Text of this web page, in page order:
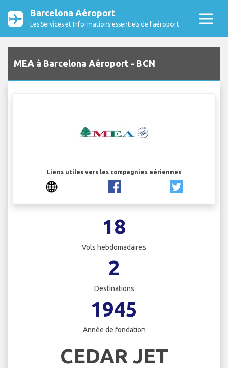
Barcelona Aéroport
Les Services et Informations essentiels de l’aéroport
MEA à Barcelona Aéroport - BCN
Liens utiles vers les compagnies aériennes
18
Vols hebdomadaires
2
Destinations
1945
Année de fondation
CEDAR JET